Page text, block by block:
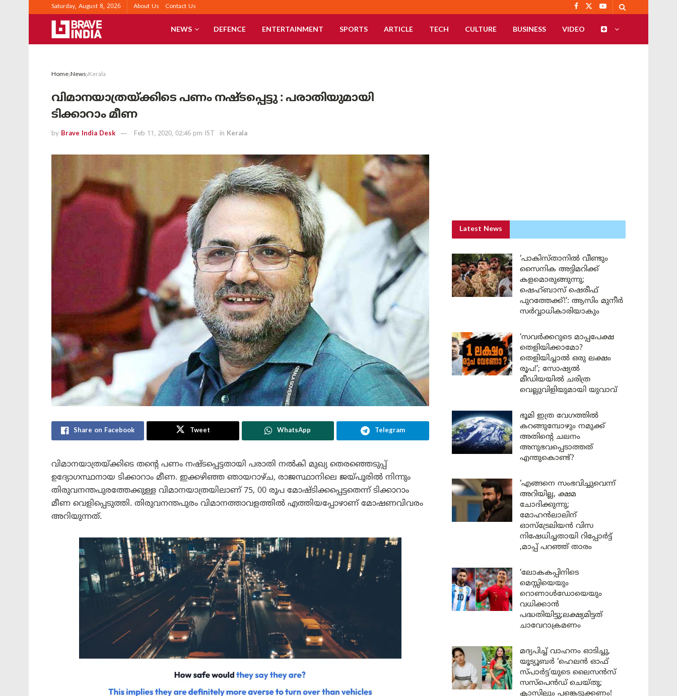
Saturday, August 8, 2026 About Us Contact Us
NEWS DEFENCE ENTERTAINMENT SPORTS ARTICLE TECH CULTURE BUSINESS VIDEO
Home News Kerala
വിമാനയാത്രയ്ക്കിടെ പണം നഷ്ടപ്പെട്ടു : പരാതിയുമായി
ടിക്കാറാം മീണ
by Brave India Desk Feb 11, 2020, 02:46 pm IST in Kerala
Share on Facebook Tweet WhatsApp Telegram
വിമാനയാത്രയ്ക്കിടെ തന്റെ പണം നഷ്ടപ്പെട്ടതായി പരാതി നൽകി മുഖ്യ തെരഞ്ഞെടുപ്പ്
ഉദ്യോഗസ്ഥനായ ടിക്കാറാം മീണ. ഇക്കഴിഞ്ഞ ഞായറാഴ്ച, രാജസ്ഥാനിലെ ജയ്പൂരിൽ നിന്നും
തിരുവനന്തപുരത്തേക്കുള്ള വിമാനയാത്രയിലാണ് 75, 00 രൂപ മോഷ്ടിക്കപ്പെട്ടതെന്ന് ടിക്കാറാം
മീണ വെളിപ്പെടുത്തി. തിരുവനന്തപുരം വിമാനത്താവളത്തിൽ എത്തിയപ്പോഴാണ് മോഷണവിവരം
അറിയുന്നത്.
Latest News
‘പാകിസ്താനിൽ വീണ്ടും
സൈനിക അട്ടിമറിക്ക്
കളമൊരുങ്ങുന്നു;
ഷെഹ്ബാസ് ഷെരീഫ്
പുറത്തേക്ക്!’: ആസിം മുനീർ
സർവ്വാധികാരിയാകും
‘സവർക്കറുടെ മാപ്പപേക്ഷ
തെളിയിക്കാമോ?
തെളിയിച്ചാൽ ഒരു ലക്ഷം
രൂപ!’; സോഷ്യൽ
മീഡിയയിൽ ചരിത്ര
വെല്ലുവിളിയുമായി യുവാവ്
ഭൂമി ഇത്ര വേഗത്തിൽ
കറങ്ങുമ്പോഴും നമുക്ക്
അതിന്റെ ചലനം
അനുഭവപ്പെടാത്തത്
എന്തുകൊണ്ട്?
‘എങ്ങനെ സംഭവിച്ചുവെന്ന്
അറിയില്ല, ക്ഷമ
ചോദിക്കുന്നു;
മോഹൻലാലിന്
ഓസ്ട്രേലിയൻ വിസ
നിഷേധിച്ചതായി റിപ്പോർട്ട്
,മാപ്പ് പറഞ്ഞ് താരം
‘ലോകകപ്പിനിടെ
മെസ്സിയെയും
റൊണാൾഡോയെയും
വധിക്കാൻ
പദ്ധതിയിട്ടു;ലക്ഷ്യമിട്ടത്
ചാവേറാക്രമണം
മദ്യപിച്ച് വാഹനം ഓടിച്ചു,
യൂട്യൂബർ ‘ഹെലൻ ഓഫ്
സ്പാർട്ട’യുടെ ലൈസൻസ്
സസ്പെൻഡ് ചെയ്തു;
ക്ലാസിലും പങ്കെടുക്കണം!